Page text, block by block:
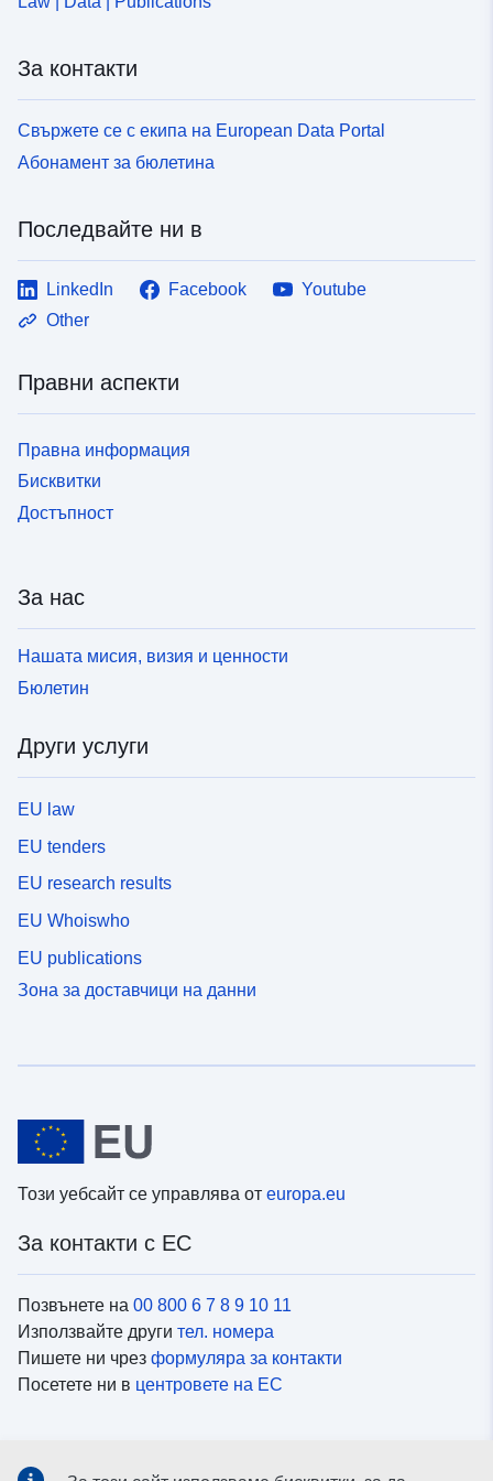
За контакти
Свържете се с екипа на European Data Portal
Абонамент за бюлетина
Последвайте ни в
LinkedIn Facebook
Youtube
Other
Правни аспекти
Правна информация
Бисквитки
Достъпност
За нас
Нашата мисия, визия и ценности
Бюлетин
Други услуги
EU law
EU tenders
EU research results
EU Whoiswho
EU publications
Зона за доставчици на данни
Този уебсайт се управлява от europa.eu
За контакти с ЕС
Позвънете на 00 800 6 7 8 9 10 11
Използвайте други тел. номера
Пишете ни чрез формуляра за контакти
Посетете ни в центровете на ЕС